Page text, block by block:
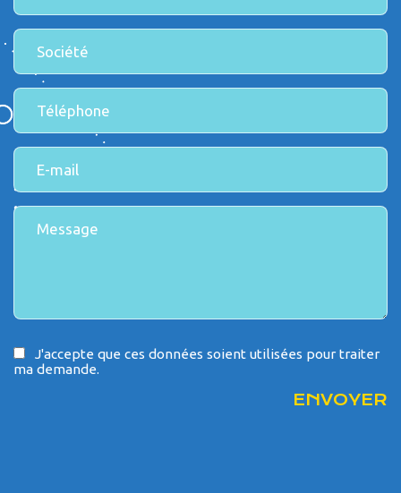
J'accepte que ces données soient utilisées pour traiter
ma demande.